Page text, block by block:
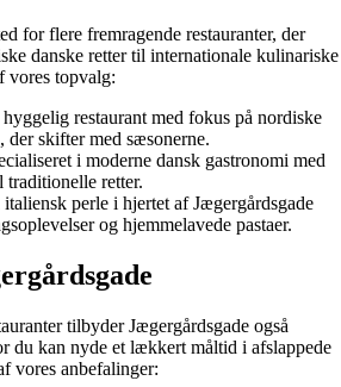
for flere fremragende restauranter, der
danske retter til internationale kulinariske
vores topvalg:
hyggelig restaurant med fokus på nordiske
der skifter med sæsonerne.
i moderne dansk gastronomi med
retter.
italiensk perle i hjertet af Jægergårdsgade
og hjemmelavede pastaer.
tilbyder Jægergårdsgade også
du kan nyde et lækkert måltid i afslappede
vores anbefalinger: